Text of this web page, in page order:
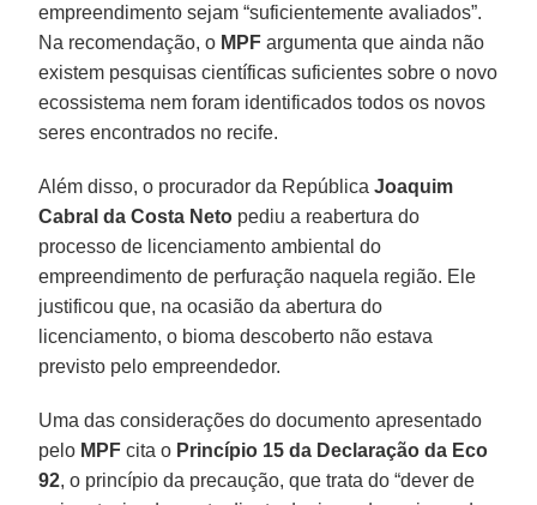
empreendimento sejam “suficientemente avaliados”.
Na recomendação, o MPF argumenta que ainda não
existem pesquisas científicas suficientes sobre o novo
ecossistema nem foram identificados todos os novos
seres encontrados no recife.
Além disso, o procurador da República Joaquim
Cabral da Costa Neto pediu a reabertura do
processo de licenciamento ambiental do
empreendimento de perfuração naquela região. Ele
justificou que, na ocasião da abertura do
licenciamento, o bioma descoberto não estava
previsto pelo empreendedor.
Uma das considerações do documento apresentado
pelo MPF cita o Princípio 15 da Declaração da Eco
92, o princípio da precaução, que trata do “dever de